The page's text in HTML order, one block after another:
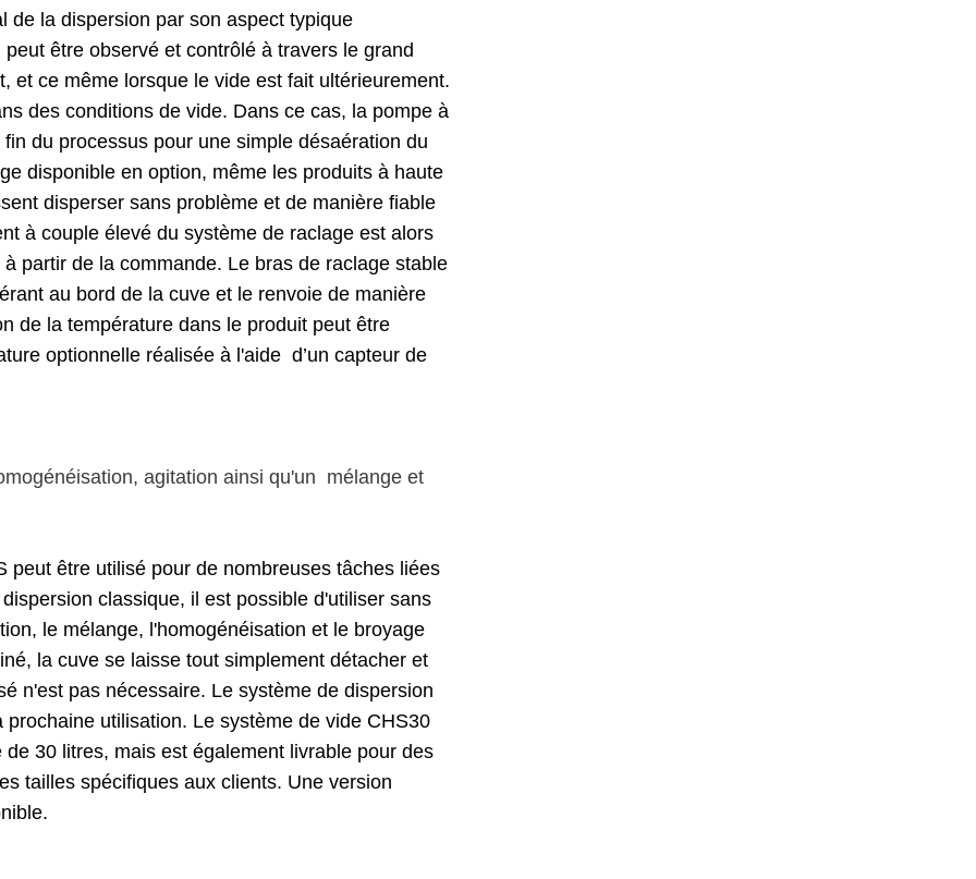
de la dispersion par son aspect typique
être observé et contrôlé à travers le grand
et ce même lorsque le vide est fait ultérieurement.
des conditions de vide. Dans ce cas, la pompe à
du processus pour une simple désaération du
disponible en option, même les produits à haute
disperser sans problème et de manière fiable
à couple élevé du système de raclage est alors
partir de la commande. Le bras de raclage stable
au bord de la cuve et le renvoie de manière
de la température dans le produit peut être
optionnelle réalisée à l'aide d’un capteur de
agitation ainsi qu'un mélange et
être utilisé pour de nombreuses tâches liées
classique, il est possible d'utiliser sans
le mélange, l'homogénéisation et le broyage
la cuve se laisse tout simplement détacher et
n'est pas nécessaire. Le système de dispersion
utilisation. Le système de vide CHS30
30 litres, mais est également livrable pour des
tailles spécifiques aux clients. Une version